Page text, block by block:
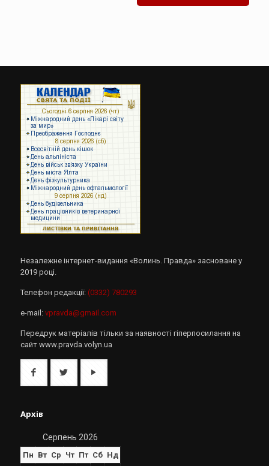
Незалежне інтернет-видання «Волинь. Правда» засноване у
2019 році.
Телефон редакції: (0332) 780293
e-mail: vpravda@gmail.com
Передрук матеріалів тільки за наявності гіперпосилання на
сайт www.pravda.volyn.ua
Архів
Серпень 2026
Пн Вт Ср Чт Пт Сб Нд